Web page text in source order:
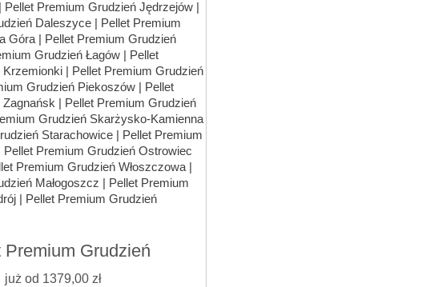
Premium Grudzień
już od 1379,00 zł